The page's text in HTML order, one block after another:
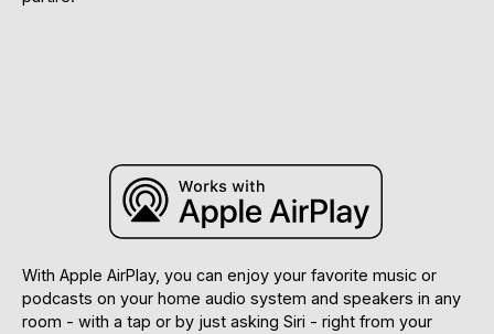
With Apple AirPlay, you can enjoy your favorite music or
podcasts on your home audio system and speakers in any
room - with a tap or by just asking Siri - right from your